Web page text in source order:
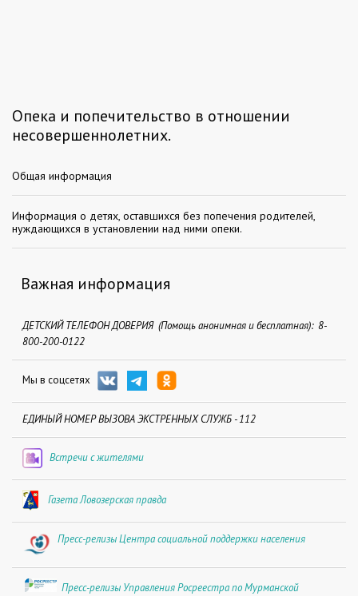
Опека и попечительство в отношении
несовершеннолетних.
Общая информация
Информация о детях, оставшихся без попечения родителей,
нуждающихся в установлении над ними опеки.
Важная информация
ДЕТСКИЙ ТЕЛЕФОН ДОВЕРИЯ (Помощь анонимная и бесплатная): 8-
800-200-0122
Мы в соцсетях
ЕДИНЫЙ НОМЕР ВЫЗОВА ЭКСТРЕННЫХ СЛУЖБ - 112
Встречи с жителями
Газета Ловозерская правда
Пресс-релизы Центра социальной поддержки населения
Пресс-релизы Управления Росреестра по Мурманской